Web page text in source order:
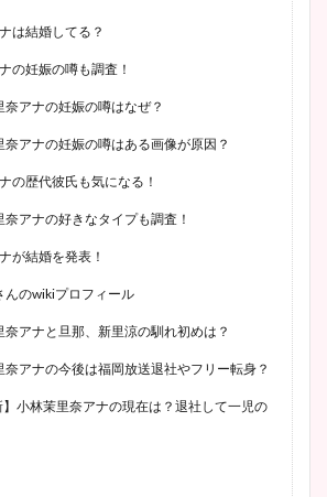
は結婚してる？
の妊娠の噂も調査！
奈アナの妊娠の噂はなぜ？
奈アナの妊娠の噂はある画像が原因？
の歴代彼氏も気になる！
奈アナの好きなタイプも調査！
が結婚を発表！
んのwikiプロフィール
奈アナと旦那、新里涼の馴れ初めは？
奈アナの今後は福岡放送退社やフリー転身？
】小林茉里奈アナの現在は？退社して一児の